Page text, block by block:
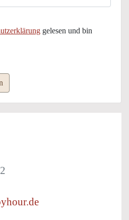
gelesen und bin